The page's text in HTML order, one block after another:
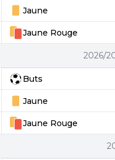
Jaune
Jaune Rouge
2026/
Buts
Jaune
Jaune Rouge